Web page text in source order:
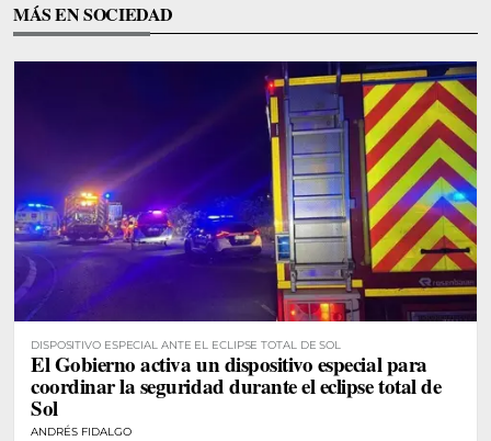
MÁS EN SOCIEDAD
DISPOSITIVO ESPECIAL ANTE EL ECLIPSE TOTAL DE SOL
El Gobierno activa un dispositivo especial para
coordinar la seguridad durante el eclipse total de
Sol
ANDRÉS FIDALGO